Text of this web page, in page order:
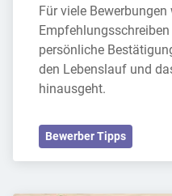
Für viele Bewerbungen
persönliche
den Lebenslauf und
hinausgeht.
Bewerber Tipps